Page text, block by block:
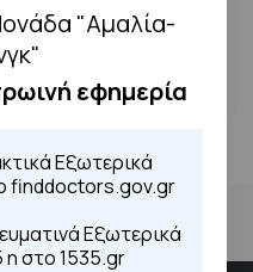
"Αμαλία-
εφημερία
Εξωτερικά
finddoctors.gov.gr
Εξωτερικά
η στο 1535.gr